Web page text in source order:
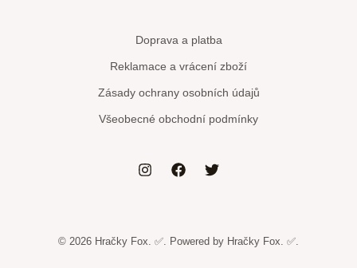
Doprava a platba
Reklamace a vrácení zboží
Zásady ochrany osobních údajů
Všeobecné obchodní podmínky
© 2026 Hračky Fox. ✅. Powered by Hračky Fox. ✅.